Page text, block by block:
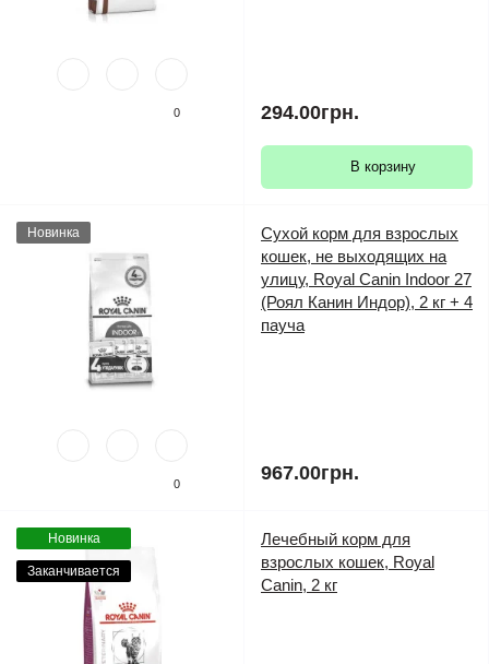
0 294.00грн.
В корзину
Новинка
0
Сухой корм для взрослых
кошек, не выходящих на
улицу, Royal Canin Indoor 27
(Роял Канин Индор), 2 кг + 4
пауча
967.00грн.
Новинка
Заканчивается
Лечебный корм для
взрослых кошек, Royal
Canin, 2 кг